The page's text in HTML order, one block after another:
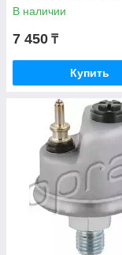
В наличии
7 450 ₸
Купить